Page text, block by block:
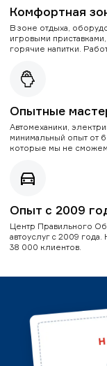
Комфортная
В зоне отдыха,
игровыми
горячие напитки.
Опытные
Автомеханики,
минимальный опыт от
которые мы не
Опыт с 2009
Центр Правильного
автоуслуг с 2009
38 000 клиентов.